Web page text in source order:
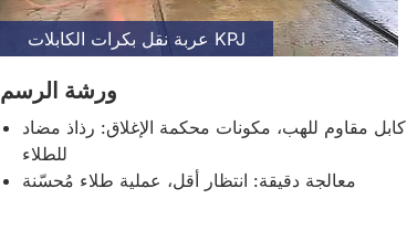
عربة نقل بكرات الكابلات KPJ
ورشة الرسم
كابل مقاوم للهب، مكونات محكمة الإغلاق: رذاذ مضاد
للطلاء
معالجة دقيقة: انتظار أقل، عملية طلاء مُحسّنة